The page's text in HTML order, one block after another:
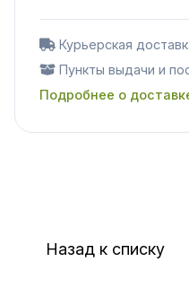
Курьерская
Пункты выдачи и
Подробнее о
Назад к списку